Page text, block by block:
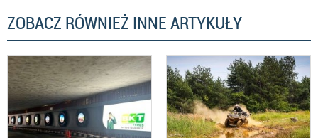
ZOBACZ RÓWNIEŻ INNE ARTYKUŁY